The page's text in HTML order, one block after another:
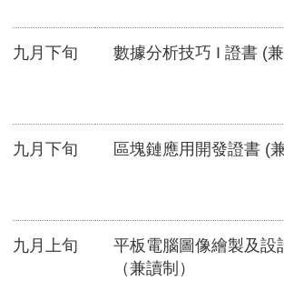
九月下旬 數據分析技巧 I 證書 (
九月下旬 區塊鏈應用開發證書 (
九月上旬
平板電腦圖像繪製及設
（兼讀制）